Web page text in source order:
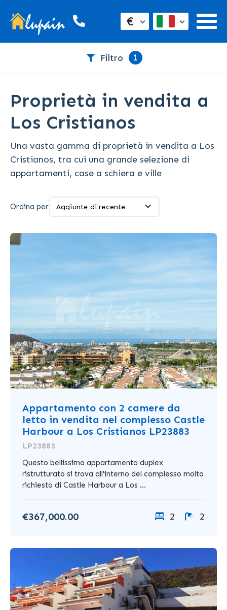
€
Filtro 1
Proprietà in vendita a
Los Cristianos
Una vasta gamma di proprietà in vendita a Los
Cristianos, tra cui una grande selezione di
appartamenti, case a schiera e ville
Ordina per
Appartamento con 2 camere da
letto in vendita nel complesso Castle
Harbour a Los Cristianos LP23883
LP23883
Questo bellissimo appartamento duplex
ristrutturato si trova all'interno del complesso molto
richiesto di Castle Harbour a Los ...
€367,000.00 2 2